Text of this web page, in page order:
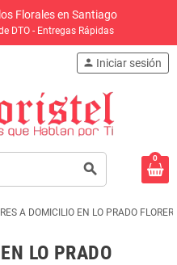
Florales en Santiago
DTO - Entregas Rápidas
search
person Iniciar sesión
0
A DOMICILIO EN LO PRADO
LO PRADO